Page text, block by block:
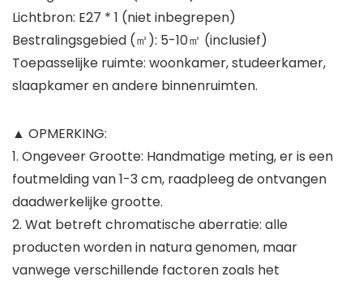
Lichtbron: E27 * 1 (niet inbegrepen)
Bestralingsgebied (㎡): 5-10㎡ (inclusief)
Toepasselijke ruimte: woonkamer, studeerkamer,
slaapkamer en andere binnenruimten.
▲ OPMERKING:
1. Ongeveer Grootte: Handmatige meting, er is een
foutmelding van 1-3 cm, raadpleeg de ontvangen
daadwerkelijke grootte.
2. Wat betreft chromatische aberratie: alle
producten worden in natura genomen, maar
vanwege verschillende factoren zoals het